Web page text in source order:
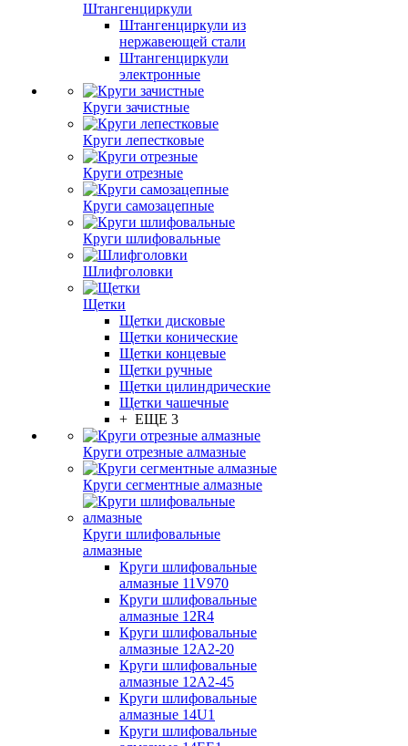
Штангенциркули
Штангенциркули из
нержавеющей стали
Штангенциркули
электронные
Круги зачистные
Круги лепестковые
Круги отрезные
Круги самозацепные
Круги шлифовальные
Шлифголовки
Щетки
Щетки дисковые
Щетки конические
Щетки концевые
Щетки ручные
Щетки цилиндрические
Щетки чашечные
+ ЕЩЕ 3
Круги отрезные алмазные
Круги сегментные алмазные
Круги шлифовальные
алмазные
Круги шлифовальные
алмазные 11V970
Круги шлифовальные
алмазные 12R4
Круги шлифовальные
алмазные 12А2-20
Круги шлифовальные
алмазные 12А2-45
Круги шлифовальные
алмазные 14U1
Круги шлифовальные